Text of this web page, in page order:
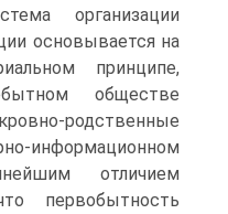
организации
основывается на
принципе,
обществе
родственные
отли­чием
первобытность